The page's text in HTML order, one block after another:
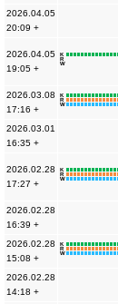
2026.04.05
20:09 +
2026.04.05
19:05 +
K
R
W
2026.03.08
17:16 +
K
R
W
2026.03.01
16:35 +
2026.02.28
17:27 +
K
R
W
2026.02.28
16:39 +
2026.02.28
15:08 +
K
R
W
2026.02.28
14:18 +